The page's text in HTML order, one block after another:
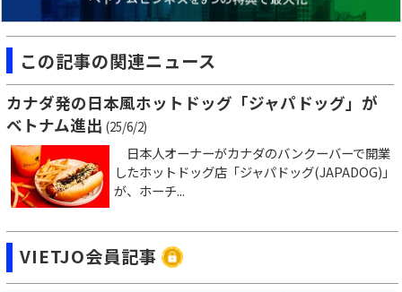
この記事の関連ニュース
カナダ発の日本風ホットドッグ「ジャパドッグ」が
ベトナム進出 (25/6/2)
日本人オーナーがカナダのバンクーバーで開業
したホットドッグ店「ジャパドッグ(JAPADOG)」
が、ホーチ...
VIETJO会員記事